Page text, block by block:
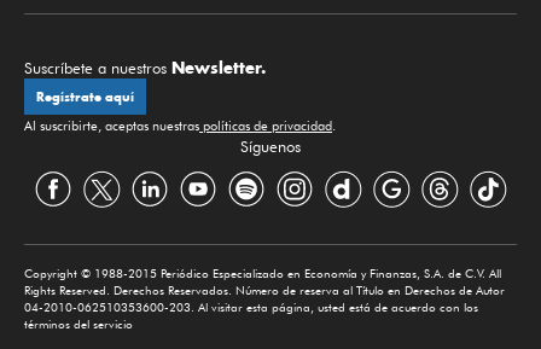
Suscríbete a nuestros Newsletter.
Regístrate aquí
Al suscribirte, aceptas nuestras políticas de privacidad
Síguenos
Copyright © 1988-2015 Periódico Especializado en Economía y Finanzas, S.A. de C.V. All
Rights Reserved. Derechos Reservados. Número de reserva al Título en Derechos de Autor
04-2010-062510353600-203. Al visitar esta página, usted está de acuerdo con los
términos del servicio